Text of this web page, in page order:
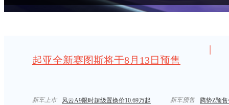
汽车标准化 严控汽车界“速成鸡” 限时价14.58万起/
起亚全新赛图斯将于8月13日预售
|
新车上市 风云A9限时超级置换价10.69万起 新车预售 腾势Z预